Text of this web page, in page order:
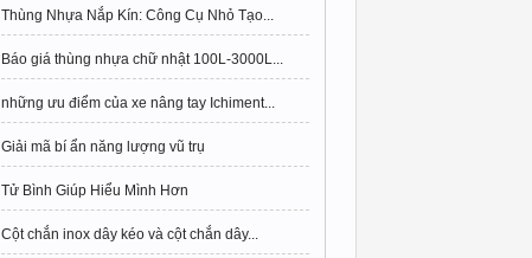
Thùng Nhựa Nắp Kín: Công Cụ Nhỏ Tạo...
Báo giá thùng nhựa chữ nhật 100L-3000L...
những ưu điểm của xe nâng tay Ichiment...
Giải mã bí ẩn năng lượng vũ trụ
Tử Bình Giúp Hiểu Mình Hơn
Cột chắn inox dây kéo và cột chắn dây...